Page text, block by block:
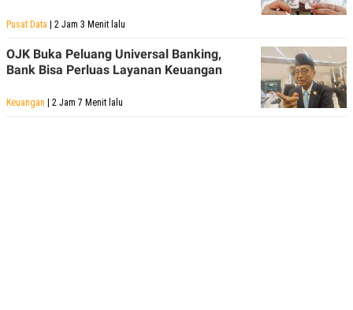
Pusat Data | 2 Jam 3 Menit lalu
OJK Buka Peluang Universal Banking,
Bank Bisa Perluas Layanan Keuangan
Keuangan | 2 Jam 7 Menit lalu